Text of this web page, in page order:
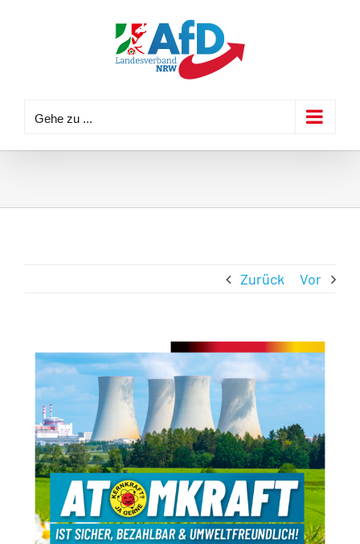
Gehe zu ...
Zurück Vor